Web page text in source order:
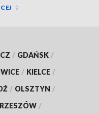
/ GDAŃSK /
/ KIELCE /
/ OLSZTYN /
RZESZÓW /